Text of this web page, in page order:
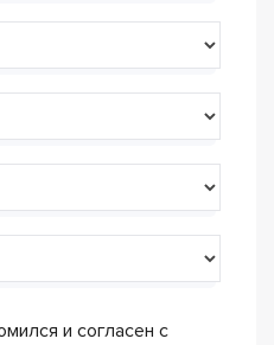
и согласен с